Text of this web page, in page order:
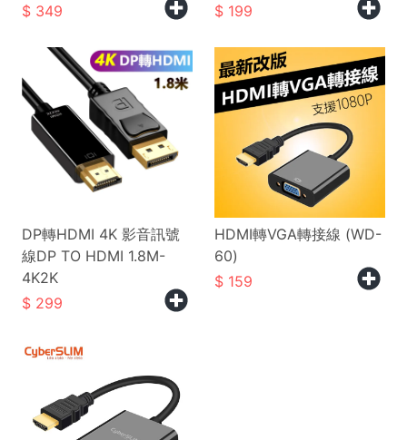
349
199
DP轉HDMI 4K 影音訊號
線DP TO HDMI 1.8M-
4K2K
299
HDMI轉VGA轉接線 (WD-
60)
159